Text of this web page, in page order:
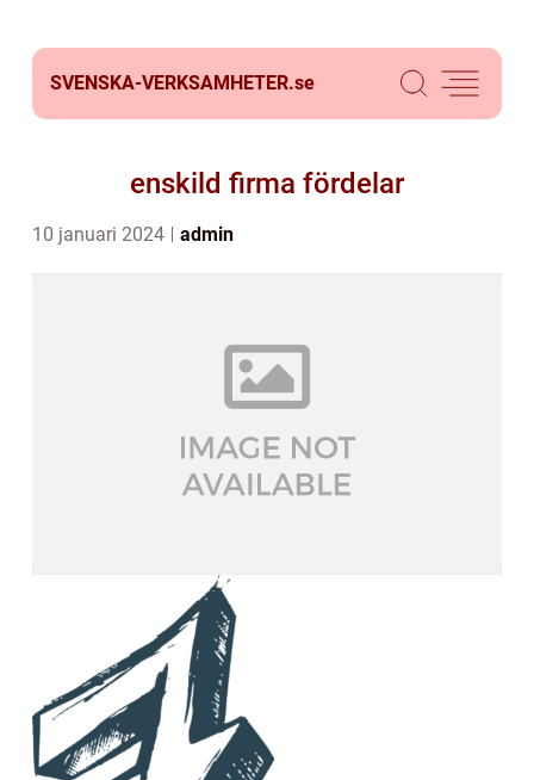
SVENSKA-VERKSAMHETER.se
enskild firma fördelar
10 januari 2024 admin